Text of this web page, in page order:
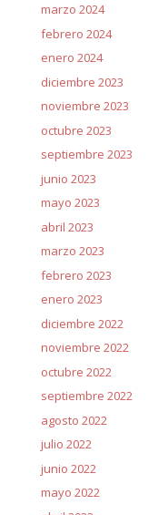
marzo 2024
febrero 2024
enero 2024
diciembre 2023
noviembre 2023
octubre 2023
septiembre 2023
junio 2023
mayo 2023
abril 2023
marzo 2023
febrero 2023
enero 2023
diciembre 2022
noviembre 2022
octubre 2022
septiembre 2022
agosto 2022
julio 2022
junio 2022
mayo 2022